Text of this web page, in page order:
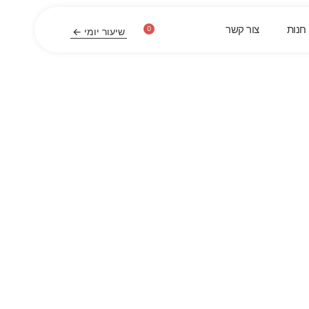
חנות צור קשר 0 שיעור יומי ←